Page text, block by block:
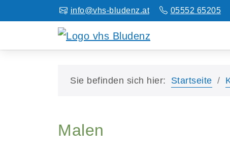
info@vhs-bludenz.at 05552 65205
Sie befinden sich hier: Startseite
Malen